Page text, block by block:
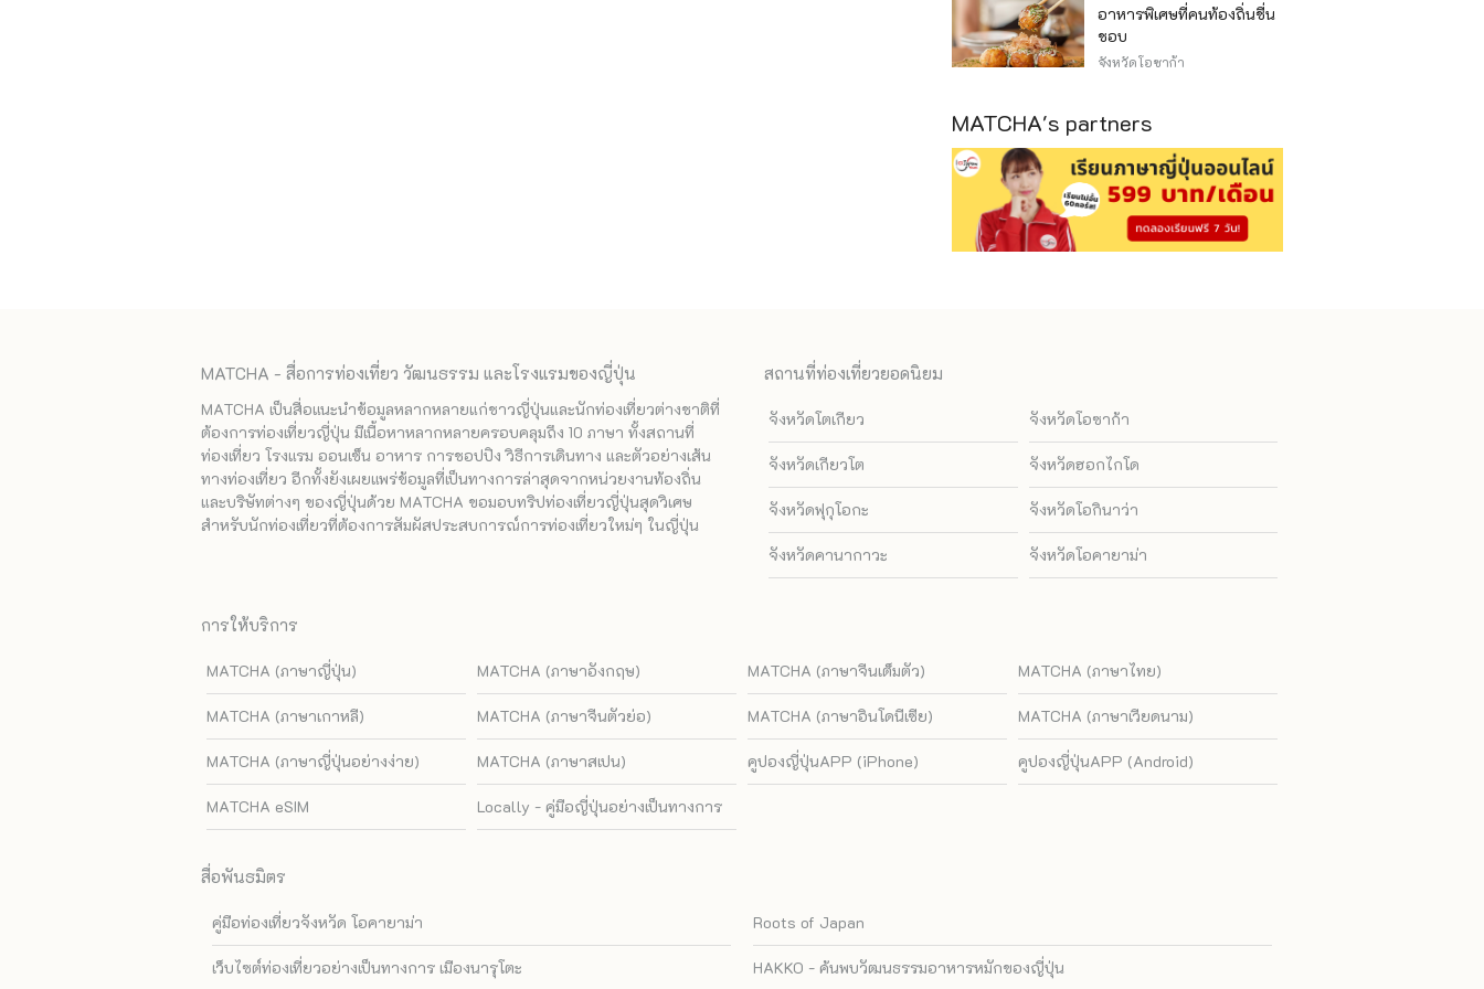
อาหารพิเศษที่คนท้องถิ่นชื่น
ชอบ
จังหวัดโอซาก้า
MATCHA's partners
MATCHA - สื่อการท่องเที่ยว วัฒนธรรม และโรงแรมของญี่ปุ่น
MATCHA เป็นสื่อแนะนำข้อมูลหลากหลายแก่ชาวญี่ปุ่นและนักท่องเที่ยวต่างชาติที่
ต้องการท่องเที่ยวญี่ปุ่น มีเนื้อหาหลากหลายครอบคลุมถึง 10 ภาษา ทั้งสถานที่
ท่องเที่ยว โรงแรม ออนเซ็น อาหาร การชอปปิง วิธีการเดินทาง และตัวอย่างเส้น
ทางท่องเที่ยว อีกทั้งยังเผยแพร่ข้อมูลที่เป็นทางการล่าสุดจากหน่วยงานท้องถิ่น
และบริษัทต่างๆ ของญี่ปุ่นด้วย MATCHA ขอมอบทริปท่องเที่ยวญี่ปุ่นสุดวิเศษ
สำหรับนักท่องเที่ยวที่ต้องการสัมผัสประสบการณ์การท่องเที่ยวใหม่ๆ ในญี่ปุ่น
สถานที่ท่องเที่ยวยอดนิยม
จังหวัดโตเกียว จังหวัดโอซาก้า
จังหวัดเกียวโต จังหวัดฮอกไกโด
จังหวัดฟุกุโอกะ จังหวัดโอกินาว่า
จังหวัดคานากาวะ จังหวัดโอคายาม่า
การให้บริการ
MATCHA (ภาษาญี่ปุ่น) MATCHA (ภาษาอังกฤษ) MATCHA (ภาษาจีนเต็มตัว) MATCHA (ภาษาไทย)
MATCHA (ภาษาเกาหลี) MATCHA (ภาษาจีนตัวย่อ) MATCHA (ภาษาอินโดนีเซีย) MATCHA (ภาษาเวียดนาม)
MATCHA (ภาษาญี่ปุ่นอย่างง่าย) MATCHA (ภาษาสเปน) คูปองญี่ปุ่นAPP (iPhone) คูปองญี่ปุ่นAPP (Android)
MATCHA eSIM Locally - คู่มือญี่ปุ่นอย่างเป็นทางการ
สื่อพันธมิตร
คู่มือท่องเที่ยวจังหวัด โอคายาม่า Roots of Japan
เว็บไซต์ท่องเที่ยวอย่างเป็นทางการ เมืองนารุโตะ HAKKO - ค้นพบวัฒนธรรมอาหารหมักของญี่ปุ่น